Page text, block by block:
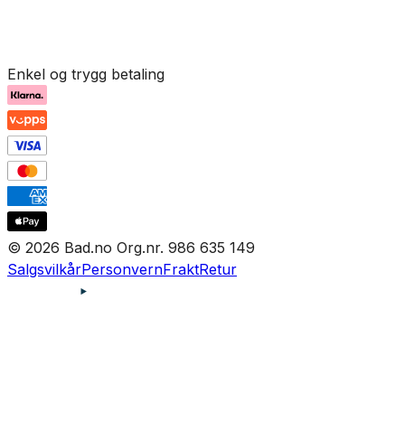
Enkel og trygg betaling
© 2026 Bad.no Org.nr. 986 635 149
SalgsvilkårPersonvernFraktRetur